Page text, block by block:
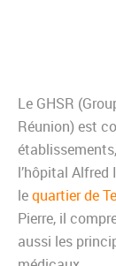
Le GHSR
Réunion) est
l’hôpital
lequartier de
Pierre, il
aussi les